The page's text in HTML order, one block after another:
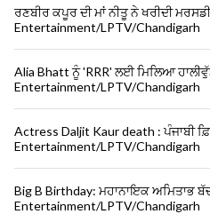
ਰਣਬੀਰ ਕਪੂਰ ਦੀ ਮਾਂ ਨੀਤੂ ਨੇ ਖਰੀਦੀ
Entertainment/LPTV/Chandigarh
Alia Bhatt ਨੂੰ 'RRR' ਲਈ ਮਿਲਿਆ
Entertainment/LPTV/Chandigarh
Actress Daljit Kaur death : ਪੰਜਾਬੀ
Entertainment/LPTV/Chandigarh
Big B Birthday: ਮਹਾਨਾਇਕ ਅਮਿਤਾਭ
Entertainment/LPTV/Chandigarh